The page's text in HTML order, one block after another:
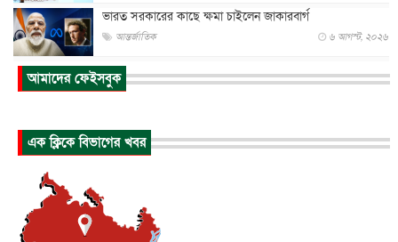
ভারত সরকারের কাছে ক্ষমা চাইলেন জাকারবার্গ
আন্তর্জাতিক ৬ আগস্ট, ২০২৬
আকাশে ট্রাম্পের হেলিকপ্টার ও যাত্রীবাহী বিমান মুখোমুখি, তদন্...
আন্তর্জাতিক
আন্তর্জাতিক ৬ আগস্ট, ২০২৬
টি-টোয়েন্টি ইতিহাসের সর্বোচ্চ রানের মালিক এখন জস বাটলার
আমাদের ফেইসবুক
এক ক্লিকে বিভাগের খবর